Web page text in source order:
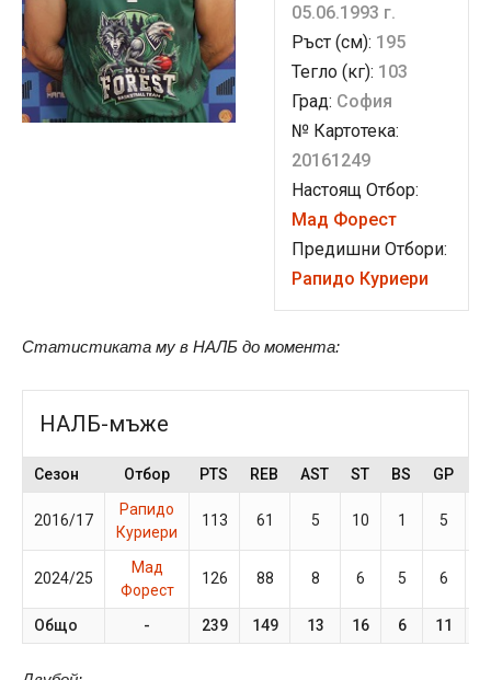
05.06.1993 г.
Ръст (см): 195
Тегло (кг): 103
Град: София
№ Картотека:
20161249
Настоящ Отбор:
Мад Форест
Предишни Отбори:
Рапидо Куриери
Статистиката му в НАЛБ до момента:
НАЛБ-мъже
Сезон Отбор PTS REB AST ST BS GP
2016/17
Рапидо
Куриери
113 61 5 10 1 5
2024/25
Мад
Форест
126 88 8 6 5 6
Общо - 239 149 13 16 6 11